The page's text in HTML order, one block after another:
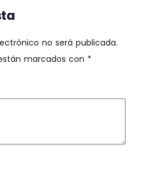
no será publicada.
marcados con *